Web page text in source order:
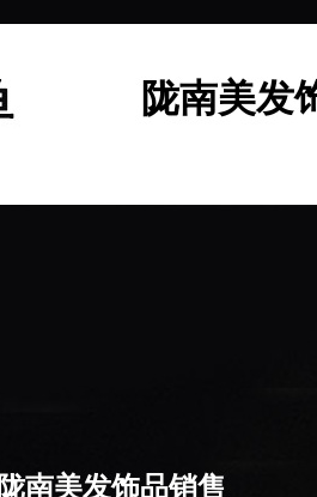
陇南美发
陇南美发饰品销售